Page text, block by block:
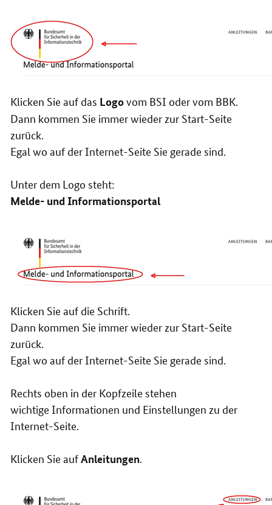
Klicken Sie auf das Logovom BSI oder vom BBK.
Dann kommen Sie immer wieder zur Start-Seite
zurück.
Egal wo auf der Internet-Seite Sie gerade sind.
Unter dem Logo steht:
Melde- und Informationsportal
Klicken Sie auf die Schrift.
Dann kommen Sie immer wieder zur Start-Seite
zurück.
Egal wo auf der Internet-Seite Sie gerade sind.
Rechts oben in der Kopfzeile stehen
wichtige Informationen und Einstellungen zu der
Internet-Seite.
Klicken Sie aufAnleitungen.